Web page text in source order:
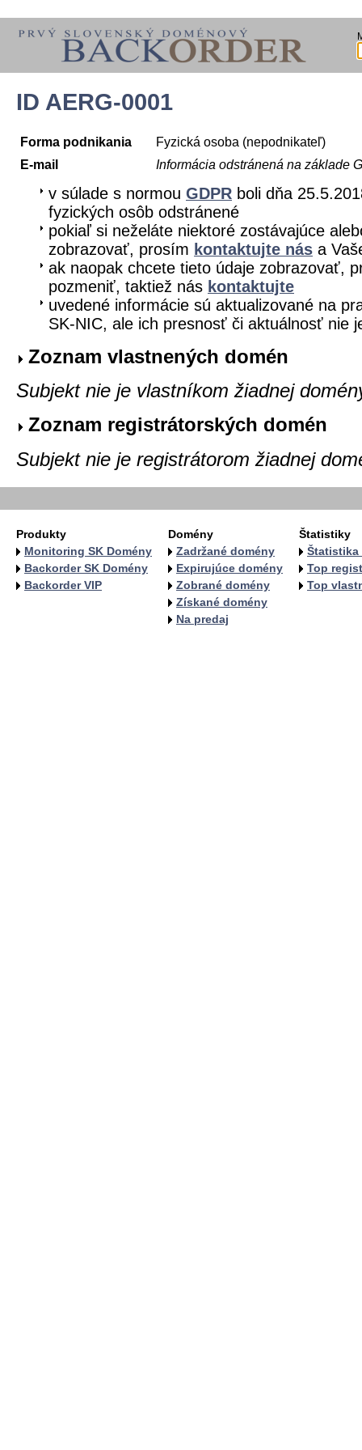
ID AERG-0001
Forma podnikania
Fyzická osoba (nepodnikateľ)
E-mail
Informácia odstránená na základe
v súlade s normou GDPR boli dňa
fyzických osôb odstránené
pokiaľ si neželáte niektoré zostávajúce
zobrazovať, prosím kontaktujte nás a
ak naopak chcete tieto údaje zobrazovať,
pozmeniť, taktiež nás kontaktujte
uvedené informácie sú aktualizované na
SK-NIC, ale ich presnosť či aktuálnosť nie
Zoznam vlastnených domén
Subjekt nie je vlastníkom žiadnej
Zoznam registrátorských domén
Subjekt nie je registrátorom žiadnej
Produkty
Monitoring SK Domény
Backorder SK Domény
Backorder VIP
Domény
Zadržané domény
Expirujúce domény
Zobrané domény
Získané domény
Na predaj
Štatistiky
Štatistika
Top
Top